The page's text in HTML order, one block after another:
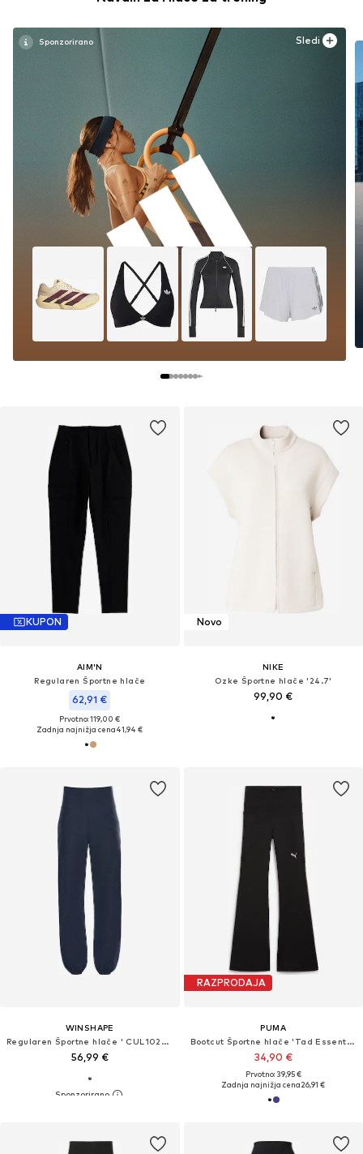
Sledi
KUPON
AIM'N
Regularen Športne hlače
62,91 €
Prvotno: 119,00 €
Zadnja najnižja cena41,94 €
Novo
NIKE
Ozke Športne hlače '24.7'
99,90 €
WINSHAPE
Regularen Športne hlače ' CUL102LC '
56,99 €
RAZPRODAJA
PUMA
Bootcut Športne hlače 'Tad Essentials'
34,90 €
Prvotno: 39,95 €
Zadnja najnižja cena26,91 €